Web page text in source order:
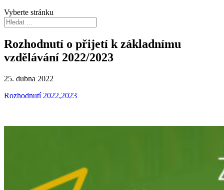
Vyberte stránku
Rozhodnutí o přijetí k základnímu
vzdělávání 2022/2023
25. dubna 2022
Rozhodnutí 2022,2023